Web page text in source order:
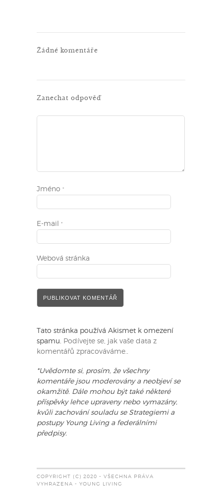
Žádné komentáře
Zanechat odpověď
Jméno *
E-mail *
Webová stránka
Tato stránka používá Akismet k omezení
spamu.
Podívejte se, jak vaše data z
komentářů zpracováváme.
*Uvědomte si, prosím, že všechny
komentáře jsou moderovány a neobjeví se
okamžitě. Dále mohou být také některé
příspěvky lehce upraveny nebo vymazány,
kvůli zachování souladu se Strategiemi a
postupy Young Living a federálními
předpisy.
COPYRIGHT (C) 2020 - VŠECHNA PRÁVA
VYHRAZENA - YOUNG LIVING